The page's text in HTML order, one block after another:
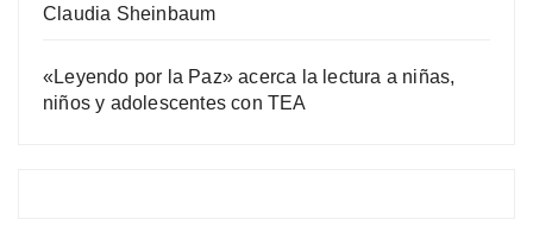
Claudia Sheinbaum
«Leyendo por la Paz» acerca la lectura a niñas,
niños y adolescentes con TEA